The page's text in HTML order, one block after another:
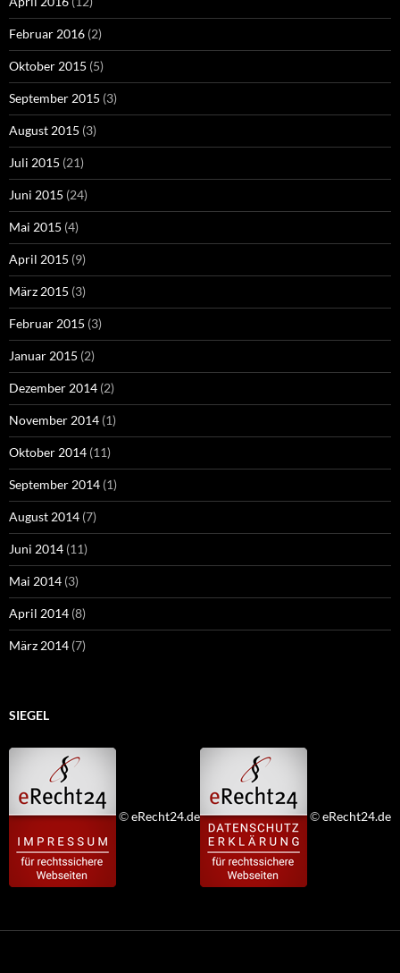
Februar 2016 (2)
Oktober 2015 (5)
September 2015 (3)
August 2015 (3)
Juli 2015 (21)
Juni 2015 (24)
Mai 2015 (4)
April 2015 (9)
März 2015 (3)
Februar 2015 (3)
Januar 2015 (2)
Dezember 2014 (2)
November 2014 (1)
Oktober 2014 (11)
September 2014 (1)
August 2014 (7)
Juni 2014 (11)
Mai 2014 (3)
April 2014 (8)
März 2014 (7)
SIEGEL
©eRecht24.de ©eRecht24.de